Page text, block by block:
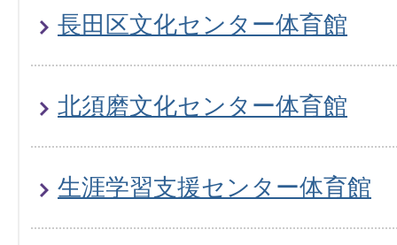
長田区文化センター体育館
北須磨文化センター体育館
生涯学習支援センター体育館